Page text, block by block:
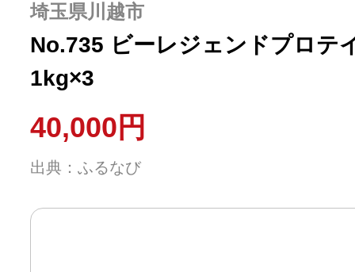
埼玉県川越市
No.735 ビーレジェンドプロテ
1kg×3
40,000円
出典：ふるなび